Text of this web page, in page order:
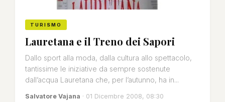
TURISMO
Lauretana e il Treno dei Sapori
Dallo sport alla moda, dalla cultura allo spettacolo,
tantissime le iniziative da sempre sostenute
dall’acqua Lauretana che, per l’autunno, ha in...
Salvatore Vajana · 01 Dicembre 2008, 08:30